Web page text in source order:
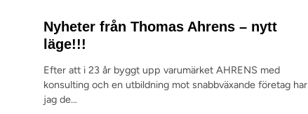
Nyheter från Thomas Ahrens – nytt
läge!!!
Efter att i 23 år byggt upp varumärket AHRENS med
konsulting och en utbildning mot snabbväxande företag har
jag de…